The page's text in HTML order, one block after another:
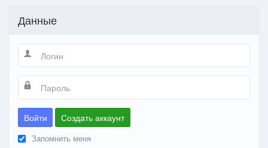
Данные
Войти Создать аккаунт
Запомнить меня